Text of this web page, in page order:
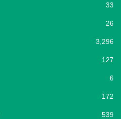
33
26
3,296
127
6
172
539